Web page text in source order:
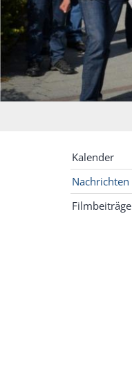
Kalender
Nachrichten
Filmbeiträge